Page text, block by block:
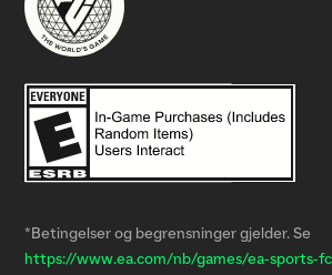
*Betingelser og begrensninger gjelder. Se
https://www.ea.com/nb/games/ea-sports-